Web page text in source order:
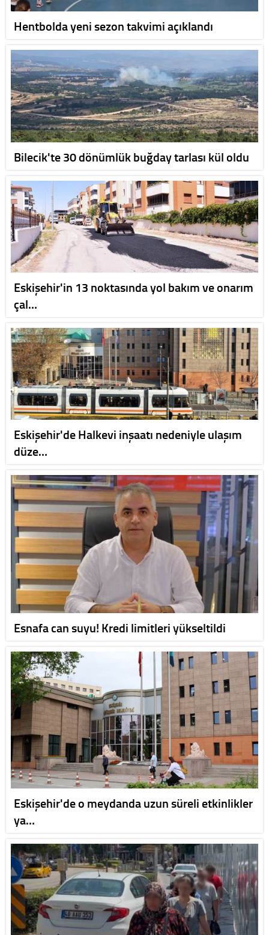
Hentbolda yeni sezon takvimi açıklandı
Bilecik'te 30 dönümlük buğday tarlası kül oldu
Eskişehir'in 13 noktasında yol bakım ve onarım
çal…
Eskişehir'de Halkevi inşaatı nedeniyle ulaşım
düze…
Esnafa can suyu! Kredi limitleri yükseltildi
Eskişehir'de o meydanda uzun süreli etkinlikler
ya…